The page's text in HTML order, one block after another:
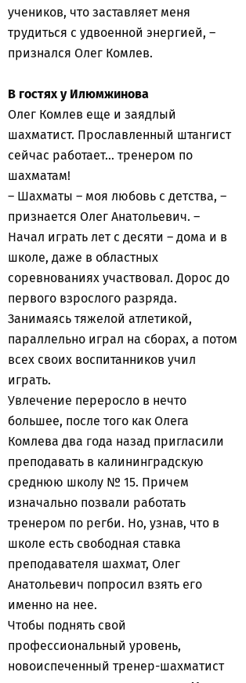
учеников, что заставляет меня
трудиться с удвоенной энергией, –
признался Олег Комлев.
В гостях у Илюмжинова
Олег Комлев еще и заядлый
шахматист. Прославленный штангист
сейчас работает… тренером по
шахматам!
– Шахматы – моя любовь с детства, –
признается Олег Анатольевич. –
Начал играть лет с десяти – дома и в
школе, даже в областных
соревнованиях участвовал. Дорос до
первого взрослого разряда.
Занимаясь тяжелой атлетикой,
параллельно играл на сборах, а потом
всех своих воспитанников учил
играть.
Увлечение переросло в нечто
большее, после того как Олега
Комлева два года назад пригласили
преподавать в калининградскую
среднюю школу № 15. Причем
изначально позвали работать
тренером по регби. Но, узнав, что в
школе есть свободная ставка
преподавателя шахмат, Олег
Анатольевич попросил взять его
именно на нее.
Чтобы поднять свой
профессиональный уровень,
новоиспеченный тренер-шахматист